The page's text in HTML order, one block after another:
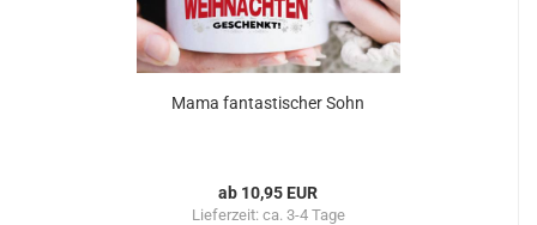
Mama fantastischer Sohn
ab 10,95 EUR
Lieferzeit: ca. 3-4 Tage